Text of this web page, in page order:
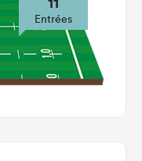
Entrées